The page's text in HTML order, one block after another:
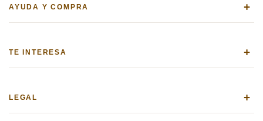
AYUDA Y COMPRA +
TE INTERESA +
LEGAL +